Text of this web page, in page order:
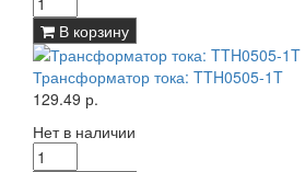
В корзину
Трансформатор тока: TTH0505-1T
129.49 р.
Нет в наличии